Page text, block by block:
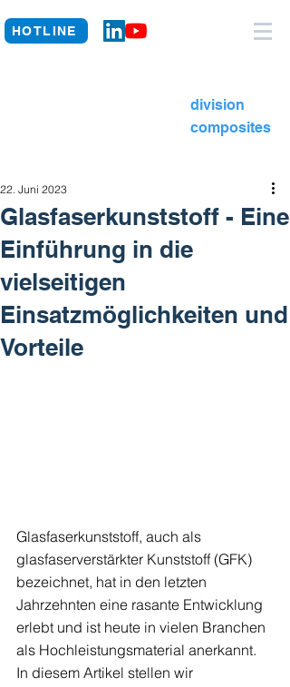
HOTLINE
division
composites
Glasfaserkunststoff - Eine
Einführung in die
vielseitigen
Einsatzmöglichkeiten und
Vorteile
22. Juni 2023
Glasfaserkunststoff, auch als
glasfaserverstärkter Kunststoff (GFK)
bezeichnet, hat in den letzten
Jahrzehnten eine rasante Entwicklung
erlebt und ist heute in vielen Branchen
als Hochleistungsmaterial anerkannt.
In diesem Artikel stellen wir